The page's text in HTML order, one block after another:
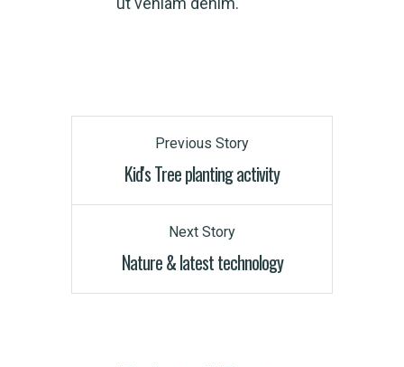
Previous Story
Kid's Tree planting activity
Next Story
Nature & latest technology